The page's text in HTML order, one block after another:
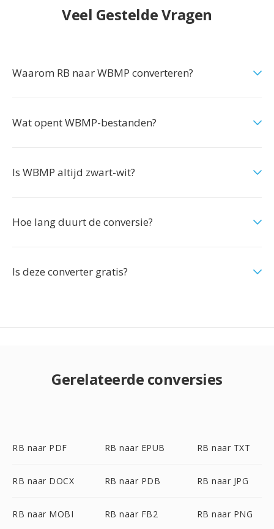
Veel Gestelde Vragen
Waarom RB naar WBMP converteren?
Wat opent WBMP-bestanden?
Is WBMP altijd zwart-wit?
Hoe lang duurt de conversie?
Is deze converter gratis?
Gerelateerde conversies
RB naar PDF RB naar EPUB RB naar TXT
RB naar DOCX RB naar PDB RB naar JPG
RB naar MOBI RB naar FB2 RB naar PNG